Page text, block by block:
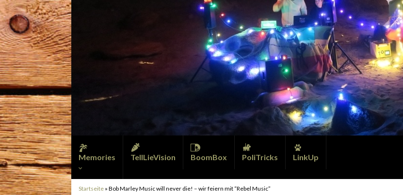
Memories TellLieVision BoomBox PoliTricks LinkUp
Startseite » Bob Marley Music will never die! – wir feiern mit “Rebel Music”